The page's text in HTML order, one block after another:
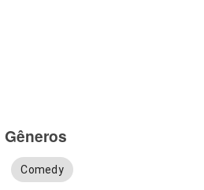
Gêneros
Comedy